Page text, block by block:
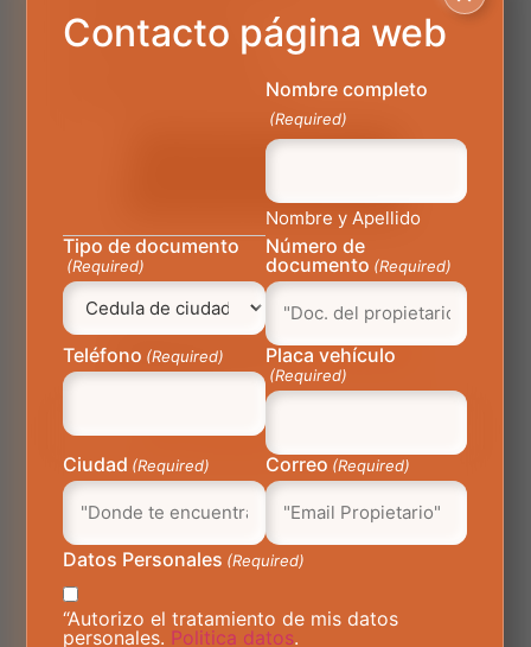
Prueba de Gases
Adaptaciones Chasis
CONDICIONES DEL SERVICIO
RESTRICCIONES DEL SERVICIO
Síguenos en Facebook
Contacto página web
Nombre completo
(Required)
Nombre y Apellido
Tipo de documento
(Required)
Número de
documento (Required)
Teléfono (Required) Placa vehículo
(Required)
Ciudad (Required) Correo (Required)
Datos Personales (Required)
“Autorizo el tratamiento de mis datos
personales. Politica datos.